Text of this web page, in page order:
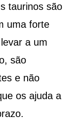
taurinos são
uma forte
a um
são
e não
os ajuda a